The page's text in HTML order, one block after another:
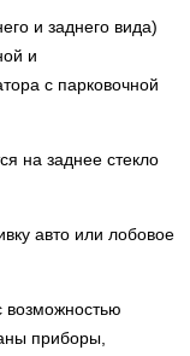
и заднего вида)
и
с парковочной
на заднее стекло
авто или лобовое
возможностью
приборы,